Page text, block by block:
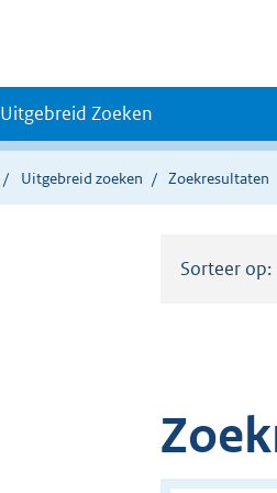
Uitgebreid Zoeken
Uitgebreid zoeken Zoekresultaten
Sorteer op: